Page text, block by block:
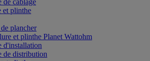
de câblage
et plinthe
de plancher
et plinthe Planet Wattohm
d'installation
de distribution